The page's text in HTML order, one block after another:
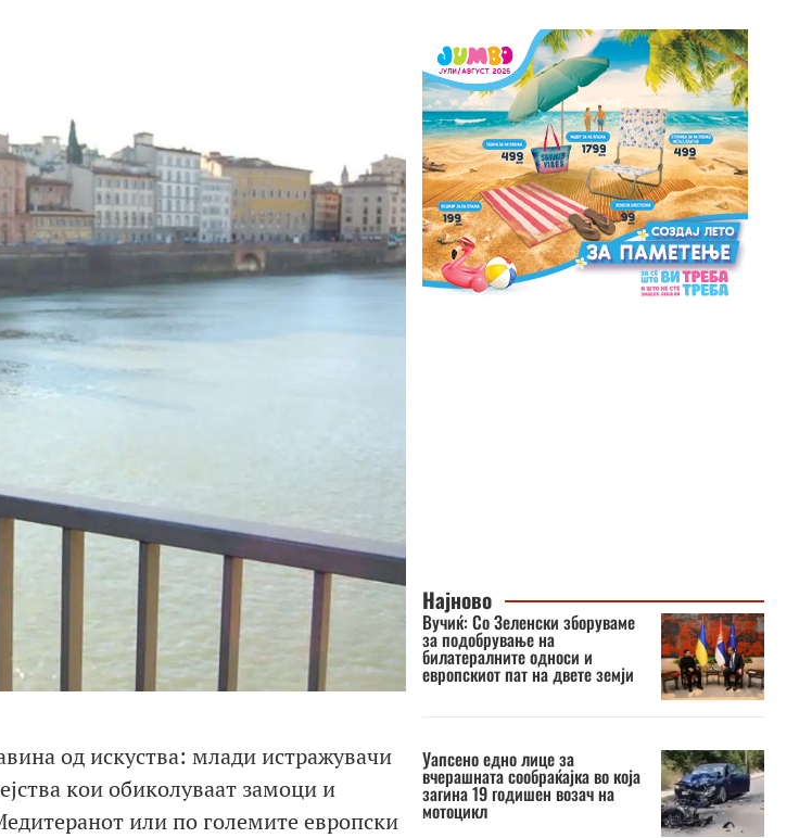
од искуства: млади истражувачи
кои обиколуваат замоци и
или по големите европски
Најново
Вучиќ: Со Зеленски зборуваме
за подобрување на
билатералните односи и
европскиот пат на двете земји
Уапсено едно лице за
вчерашната сообраќајка во која
загина 19 годишен возач на
мотоцикл